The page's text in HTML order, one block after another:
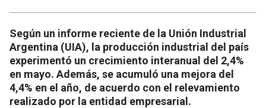
Según un informe reciente de la Unión Industrial
Argentina (UIA), la producción industrial del país
experimentó un crecimiento interanual del 2,4%
en mayo. Además, se acumuló una mejora del
4,4% en el año, de acuerdo con el relevamiento
realizado por la entidad empresarial.